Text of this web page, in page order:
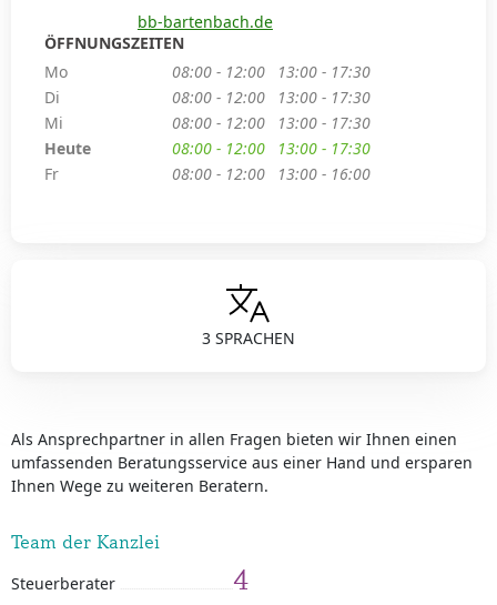
3 SPRACHEN
Als Ansprechpartner in allen Fragen bieten wir Ihnen einen
umfassenden Beratungsservice aus einer Hand und ersparen
Ihnen Wege zu weiteren Beratern.
Team der Kanzlei
Steuerberater 4
bb-bartenbach.de
ÖFFNUNGSZEITEN
Mo
08:00 - 12:00
13:00 - 17:30
Di
08:00 - 12:00
13:00 - 17:30
Mi
08:00 - 12:00
13:00 - 17:30
Heute
08:00 - 12:00
13:00 - 17:30
Fr
08:00 - 12:00 13:00 - 16:00